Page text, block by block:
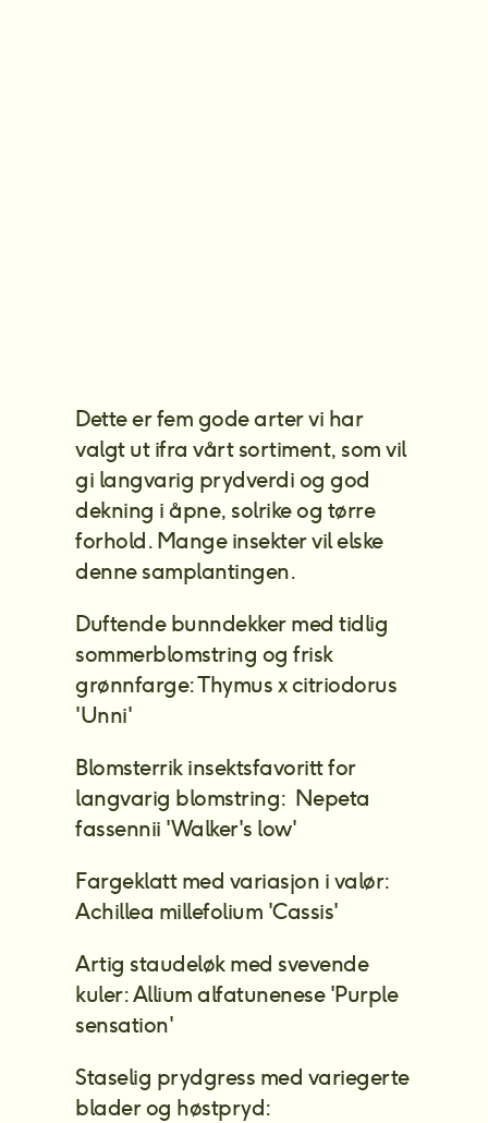
Dette er fem gode arter vi har
valgt ut ifra vårt sortiment, som vil
gi langvarig prydverdi og god
dekning i åpne, solrike og tørre
forhold. Mange insekter vil elske
denne samplantingen.
Duftende bunndekker med tidlig
sommerblomstring og frisk
grønnfarge: Thymus x citriodorus
'Unni'
Blomsterrik insektsfavoritt for
langvarig blomstring:  Nepeta
fassennii 'Walker's low'
Fargeklatt med variasjon i valør:
Achillea millefolium 'Cassis'
Artig staudeløk med svevende
kuler: Allium alfatunenese 'Purple
sensation'
Staselig prydgress med variegerte
blader og høstpryd: